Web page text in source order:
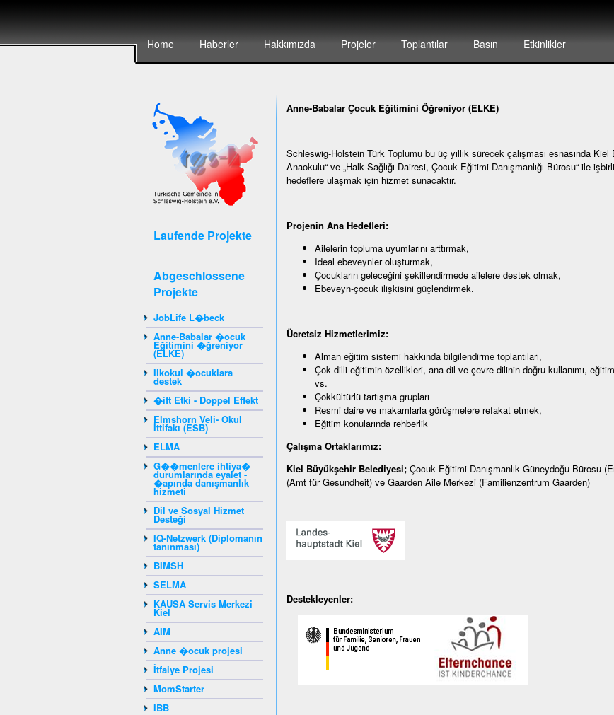
Home Haberler Hakkımızda Projeler Toplantılar Basın Etkinlikler
Laufende Projekte
Abgeschlossene
Projekte
JobLife L�beck
Anne-Babalar �ocuk
Eğitimini �ğreniyor
(ELKE)
Ilkokul �ocuklara
destek
�ift Etki - Doppel Effekt
Elmshorn Veli- Okul
İttifakı (ESB)
ELMA
G��menlere ihtiya�
durumlarında eyalet -
�apında danışmanlık
hizmeti
Dil ve Sosyal Hizmet
Desteği
IQ-Netzwerk (Diplomanın
tanınması)
BIMSH
SELMA
KAUSA Servis Merkezi
Kiel
AIM
Anne �ocuk projesi
İtfaiye Projesi
MomStarter
IBB
Anne-Babalar Çocuk Eğitimini Öğreniyor (ELKE)
Schleswig-Holstein Türk Toplumu bu üç yıllık sürecek çalışması esnasında
Anaokulu“ ve „Halk Sağlığı Dairesi, Çocuk Eğitimi Danışmanlığı Bürosu“ ile
hedeflere ulaşmak için hizmet sunacaktır.
Projenin Ana Hedefleri:
Ailelerin topluma uyumlarını arttırmak,
Ideal ebeveynler oluşturmak,
Çocukların geleceğini şekillendirmede ailelere destek olmak,
Ebeveyn-çocuk ilişkisini güçlendirmek.
Ücretsiz Hizmetlerimiz:
Alman eğitim sistemi hakkında bilgilendirme toplantıları,
Çok dilli eğitimin özellikleri, ana dil ve çevre dilinin doğru kullanımı,
vs.
Çokkültürlü tartışma grupları
Resmi daire ve makamlarla görüşmelere refakat etmek,
Eğitim konularında rehberlik
Çalışma Ortaklarımız:
Kiel Büyükşehir Belediyesi; Çocuk Eğitimi Danışmanlık Güneydoğu Bürosu
(Amt für Gesundheit) ve Gaarden Aile Merkezi (Familienzentrum Gaarden)
Destekleyenler: